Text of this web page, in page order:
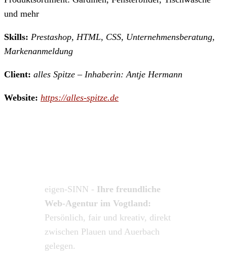
und mehr
Skills: Prestashop, HTML, CSS, Unternehmensberatung,
Markenanmeldung
Client: alles Spitze – Inhaberin: Antje Hermann
Website: https://alles-spitze.de
eigen-SINN - Ihre freundliche
Web-Agentur im Vogtland:
Persönlich, fair und kreativ, direkt
zwischen Plauen und Auerbach
gelegen.